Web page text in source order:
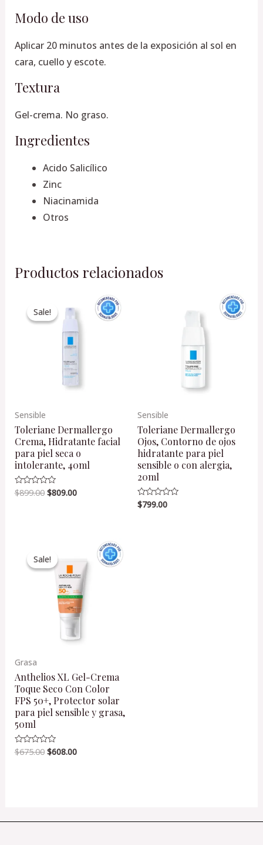
Modo de uso
Aplicar 20 minutos antes de la exposición al sol en
cara, cuello y escote.
Textura
Gel-crema. No graso.
Ingredientes
Acido Salicílico
Zinc
Niacinamida
Otros
Productos relacionados
Sale!
Sale!
Sensible
Toleriane Dermallergo
Crema, Hidratante facial
para piel seca o
intolerante, 40ml
Valorado
en
$899.00
price
was:
$899.00.
$809.00
Current
price
is:
Sensible
Toleriane Dermallergo
Ojos, Contorno de ojos
hidratante para piel
sensible o con alergia,
20ml
Valorado
en
$799.00
Sale!
Sale!
Grasa
Anthelios XL Gel-Crema
Toque Seco Con Color
FPS 50+, Protector solar
para piel sensible y grasa,
50ml
Valorado
en
$675.00
was:
$675.00.
$608.00
Current
$608.00.